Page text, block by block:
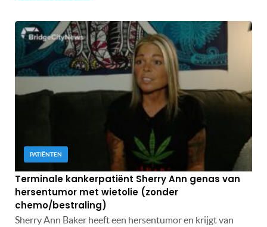
PATIËNTEN
Terminale kankerpatiënt Sherry Ann genas van
hersentumor met wietolie (zonder
chemo/bestraling)
Sherry Ann Baker heeft een hersentumor en krijgt van